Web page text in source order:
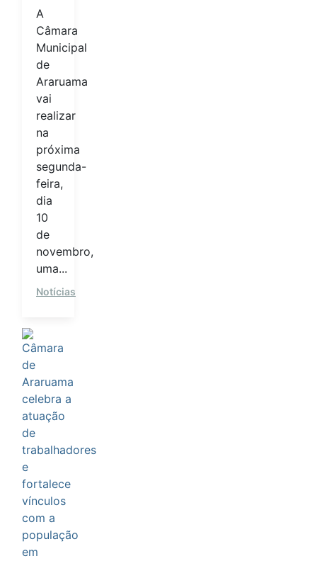
A
Câmara
Municipal
de
Araruama
vai
realizar
na
próxima
segunda-
feira,
dia
10
de
novembro,
uma...
Notícias